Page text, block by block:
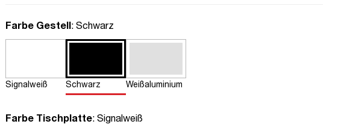
Farbe Gestellauswählen
: Schwarz
Signalweiß Schwarz Weißaluminium
Farbe Tischplatteauswählen
: Signalweiß